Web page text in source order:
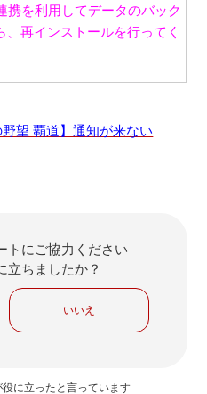
携を利用してデータのバック
、再インストールを行ってく
野望 覇道】通知が来ない
トにご協力ください
立ちましたか？
いいえ
に立ったと言っています